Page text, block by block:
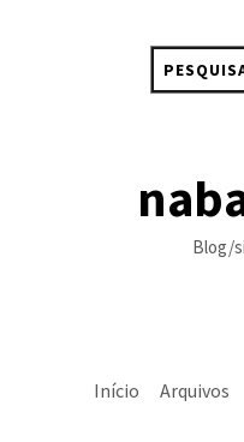
por:
Blog/
Início Arquivos